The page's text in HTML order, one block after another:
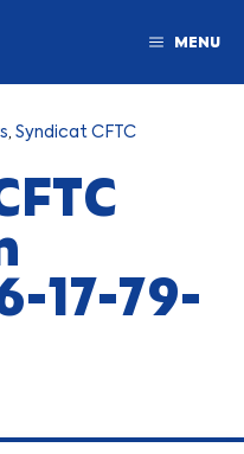
MENU
, Syndicat CFTC
17-79-